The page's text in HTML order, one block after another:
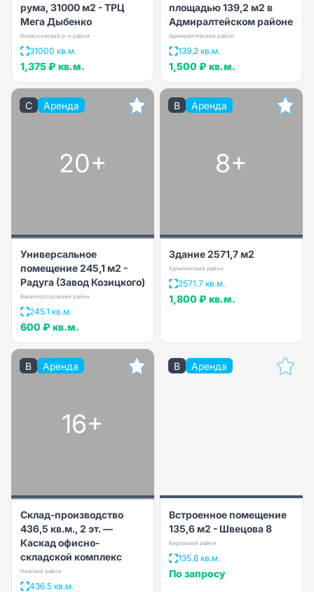
рума, 31000 м2 - ТРЦ
Мега Дыбенко
Всеволожский р-н район
31000 кв.м.
1,375 ₽ кв.м.
площадью 139,2 м2 в
Адмиралтейском районе
Адмиралтейский район
139.2 кв.м.
1,500 ₽ кв.м.
C Аренда
20+
Универсальное
помещение 245,1 м2 -
Радуга (Завод Козицкого)
Василеостровский район
245.1 кв.м.
600 ₽ кв.м.
B Аренда
8+
Здание 2571,7 м2
Калининский район
2571.7 кв.м.
1,800 ₽ кв.м.
B Аренда
16+
Склад-производство
436,5 кв.м., 2 эт. —
Каскад офисно-
складской комплекс
Невский район
436.5 кв.м.
B Аренда
Встроенное помещение
135,6 м2 - Швецова 8
Кировский район
135.6 кв.м.
По запросу